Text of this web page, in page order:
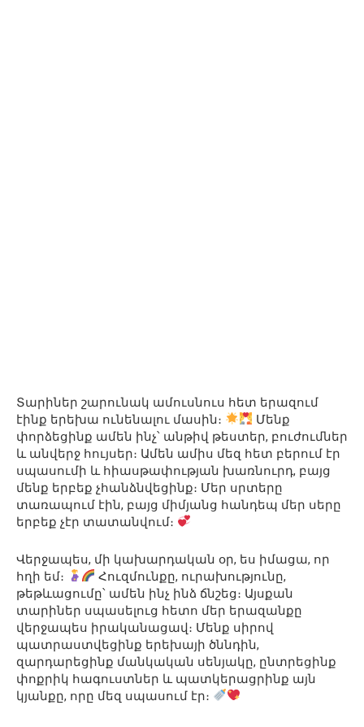
Տարիներ շարունակ ամուսնուս հետ երազում
էինք երեխա ունենալու մասին։
Մենք
փորձեցինք ամեն ինչ՝ անթիվ թեստեր, բուժումներ
և անվերջ հույսեր։ Ամեն ամիս մեզ հետ բերում էր
սպասումի և հիասթափության խառնուրդ, բայց
մենք երբեք չհանձնվեցինք։ Մեր սրտերը
տառապում էին, բայց միմյանց հանդեպ մեր սերը
երբեք չէր տատանվում։
Վերջապես, մի ​​կախարդական օր, ես իմացա, որ
հղի եմ։
Հուզմունքը, ուրախությունը,
թեթևացումը՝ ամեն ինչ ինձ ճնշեց։ Այսքան
տարիներ սպասելուց հետո մեր երազանքը
վերջապես իրականացավ։ Մենք սիրով
պատրաստվեցինք երեխայի ծննդին,
զարդարեցինք մանկական սենյակը, ընտրեցինք
փոքրիկ հագուստներ և պատկերացրինք այն
կյանքը, որը մեզ սպասում էր։